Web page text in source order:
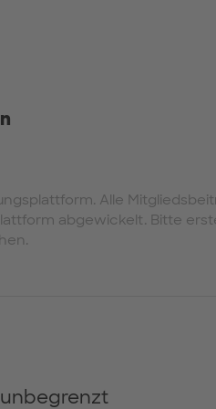
Alle
abgewickelt. Bitte